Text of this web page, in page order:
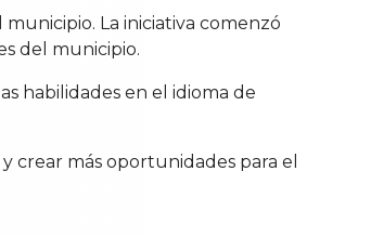
La iniciativa comenzó
del municipio.
habilidades en el idioma de
crear más oportunidades para el